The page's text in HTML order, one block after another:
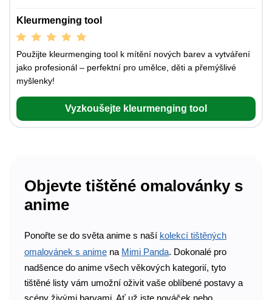
Kleurmenging tool
Použijte kleurmenging tool k mítění nových barev a vytváření
jako profesionál – perfektní pro umělce, děti a přemýšlivé
myšlenky!
Vyzkoušejte kleurmenging tool
Objevte tištěné omalovánky s
anime
Ponořte se do světa anime s naší kolekcí tištěných
omalovánek s anime na Mimi Panda. Dokonalé pro
nadšence do anime všech věkových kategorií, tyto
tištěné listy vám umožní oživit vaše oblíbené postavy a
scény živými barvami. Ať už jste nováček nebo